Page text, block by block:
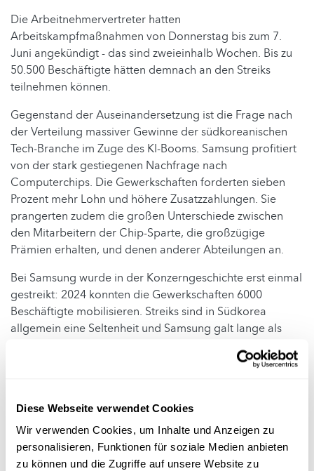
Diese Webseite verwendet Cookies
Wir verwenden Cookies, um Inhalte und Anzeigen zu
personalisieren, Funktionen für soziale Medien anbieten
zu können und die Zugriffe auf unsere Website zu
Die Arbeitnehmervertreter hatten
Arbeitskampfmaßnahmen von Donnerstag bis zum 7.
Juni angekündigt - das sind zweieinhalb Wochen. Bis zu
50.500 Beschäftigte hätten demnach an den Streiks
teilnehmen können.
Gegenstand der Auseinandersetzung ist die Frage nach
der Verteilung massiver Gewinne der südkoreanischen
Tech-Branche im Zuge des KI-Booms. Samsung profitiert
von der stark gestiegenen Nachfrage nach
Computerchips. Die Gewerkschaften forderten sieben
Prozent mehr Lohn und höhere Zusatzzahlungen. Sie
prangerten zudem die großen Unterschiede zwischen
den Mitarbeitern der Chip-Sparte, die großzügige
Prämien erhalten, und denen anderer Abteilungen an.
Bei Samsung wurde in der Konzerngeschichte erst einmal
gestreikt: 2024 konnten die Gewerkschaften 6000
Beschäftigte mobilisieren. Streiks sind in Südkorea
allgemein eine Seltenheit und Samsung galt lange als
Byung Chul hatte geschworen, Gewerkschaften nicht
Electronics wurde Ende der 2010er Jahre gegründet.
Die Geschäftsführung hatte erklärt, es dürfe "auf keinen
Fall" zu einem Streik kommen. Sie sei bereit, "bis zum